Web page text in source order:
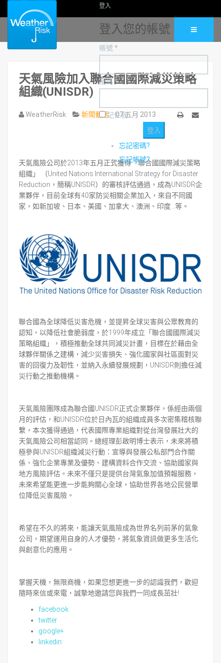
登入
登入您的帳號
帳號 *
密碼 *
記住我
忘記密碼?
忘記帳號?
天氣風險加入聯合國國際減災策略
組織(UNISDR)
WeatherRisk 新聞動態
07 五月 2013
天氣風險公司於2013年五月正式獲得「聯合國國際減災策略
組織」 （United Nations International Strategy for Disaster
Reduction，簡稱UNISDR）的審核評估通過，成為UNISDR企
業夥伴，目前全球有40家防災相關企業加入，來自不同國
家，如新加坡、日本、美國、加拿大、澳洲、印度…等。
聯合國為全球降低災害危機，並提昇全球災害與公眾教育的
認知，以降低社會脆弱度，於1999年成立「聯合國國際減災
策略組織」，積極推動全球共同減災計畫，目標在於藉由全
球夥伴關係之建構，減少災害損失、強化國家與社區面對災
害的回復力及韌性，並納入永續發展規劃，UNISDR則擔任減
災行動之推動機構。
天氣風險團隊成為聯合國UNISDR正式企業夥伴，係經由兩個
月的評估，和UNISDR位於日內瓦的組織成員多次密集稽核聯
繫，本次獲得通過，代表國際專業組織對從台灣發展壯大的
天氣風險公司相當認同。總經理彭啟明博士表示，未來將積
極參與UNISDR組織減災行動：宣導與發展公私部門合作關
係、強化企業專業及優勢、建構資料合作交流、協助國家與
地方風險評估。未來不僅只是提供台灣氣象加值預報服務，
未來希望能更進一步能夠關心全球，協助世界各地公民營單
位降低災害風險。
希望在不久的將來，能讓天氣風險成為世界名列前茅的氣象
公司，期望運用自身的人才優勢，將氣象資訊做更多生活化
與創意化的應用。
掌握天機，無限商機，如果您想更進一步的認識我們，歡迎
隨時來信或來電，誠摯地邀請您與我們一同成長茁壯!
facebook
twitter
google+
linkedin